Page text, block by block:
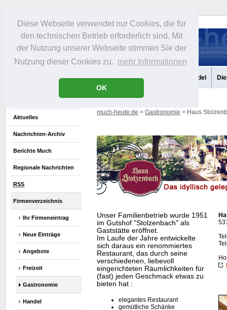
Diese Webseite verwendet nur Cookies, die für
den technischen Betrieb erforderlich sind. Mit
der Nutzung unserer Webseite stimmen Sie der
Nutzung dieser Cookies zu. mehr Informationen
OK
Portrait Infos Freizeit Gastronomie Handel
Aktuelles
Nachrichten-Archiv
Berichte Much
Regionale Nachrichten
RSS
Firmenverzeichnis
Ihr Firmeneintrag
Neue Einträge
Angebote
Freizeit
Gastronomie
Handel
much-heute.de > Gastronomie > Haus
Unser Familienbetrieb wurde 1951
im Gutshof "Stolzenbach" als
Gaststätte eröffnet.
Im Laufe der Jahre entwickelte
sich daraus ein renommiertes
Restaurant, das durch seine
verschiedenen, liebevoll
eingerichteten Räumlichkeiten für
(fast) jeden Geschmack etwas zu
bieten hat :
elegantes Restaurant
gemütliche Schänke